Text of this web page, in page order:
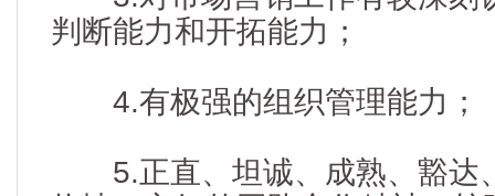
判断能力和开拓能力；
4.有极强的组织管理能力；
5.正直、坦诚、成熟、豁达